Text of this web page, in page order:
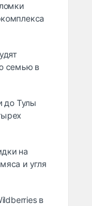
семью в
до Тулы
на
и угля
в